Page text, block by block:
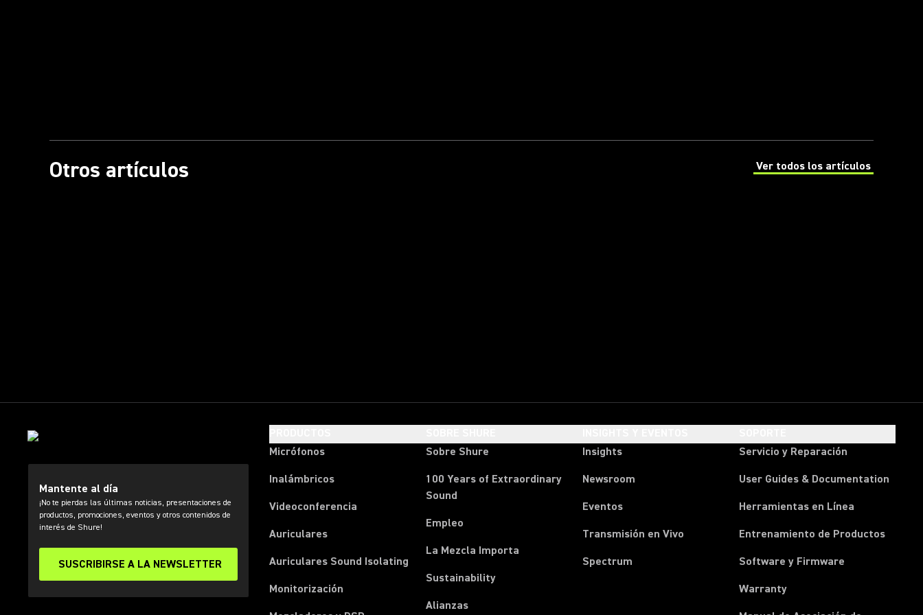
Otros artículos Ver todos los artículos
(Opens in a new tab)
Mantente al día
¡No te pierdas las últimas noticias, presentaciones de
productos, promociones, eventos y otros contenidos de
interés de Shure!
SUSCRIBIRSE A LA NEWSLETTER
Micrófonos
Inalámbricos
Videoconferencia
Auriculares
Auriculares Sound Isolating
Monitorización
Sobre Shure
100 Years of Extraordinary
Sound
Empleo
La Mezcla Importa
Sustainability
Alianzas
Insights
Newsroom
Eventos
Transmisión en Vivo
Spectrum
Servicio y Reparación
User Guides & Documentation
Herramientas en Línea
Entrenamiento de Productos
Software y Firmware
Warranty